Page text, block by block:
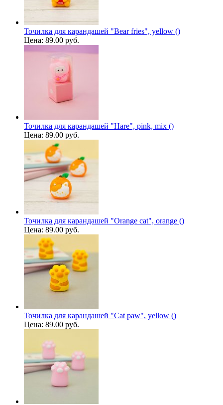
Точилка для карандашей "Bear fries", yellow ()
Цена: 89.00 руб.
Точилка для карандашей "Hare", pink, mix ()
Цена: 89.00 руб.
Точилка для карандашей "Orange cat", orange ()
Цена: 89.00 руб.
Точилка для карандашей "Cat paw", yellow ()
Цена: 89.00 руб.